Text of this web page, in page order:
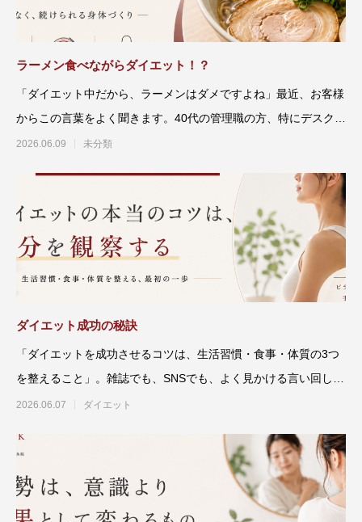
ラーメン食べながらダイエット！？
「ダイエット中だから、ラーメンはダメですよね」最近、お客様
からこの言葉をよく聞きます。40代の管理職の方、特にデスクワ
ーク中心で外
2026.06.09 未分類
ダイエット成功の秘訣
「ダイエットを成功させるコツは、生活習慣・食事・体質の3つ
を整えること」。雑誌でも、SNSでも、よく見かける言い回しで
す。たしかに
2026.06.07 ダイエット